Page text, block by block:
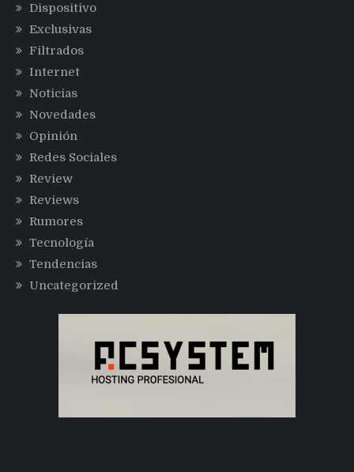
Dispositivo
Exclusivas
Filtrados
Internet
Noticias
Novedades
Opinión
Redes Sociales
Review
Reviews
Rumores
Tecnología
Tendencias
Uncategorized